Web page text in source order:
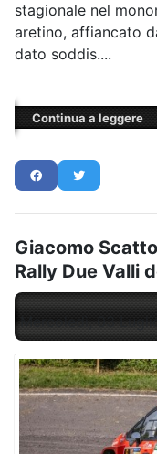
stagionale nel
aretino, affiancato
dato soddis....
Continua a leggere
Giacomo
Rally Due Valli
Mercoledì, 03